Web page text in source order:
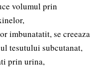
volumul prin
imbunatatit, se creeaza
tesutului subcutanat,
prin urina,